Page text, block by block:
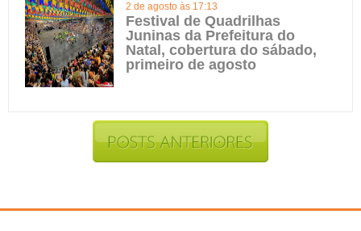
2 de agosto às 17:13
Festival de Quadrilhas
Juninas da Prefeitura do
Natal, cobertura do sábado,
primeiro de agosto